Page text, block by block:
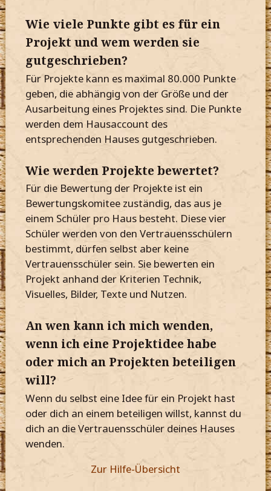
Wie viele Punkte gibt es für ein
Projekt und wem werden sie
gutgeschrieben?
Für Projekte kann es maximal 80.000 Punkte
geben, die abhängig von der Größe und der
Ausarbeitung eines Projektes sind. Die Punkte
werden dem Hausaccount des
entsprechenden Hauses gutgeschrieben.
Wie werden Projekte bewertet?
Für die Bewertung der Projekte ist ein
Bewertungskomitee zuständig, das aus je
einem Schüler pro Haus besteht. Diese vier
Schüler werden von den Vertrauensschülern
bestimmt, dürfen selbst aber keine
Vertrauensschüler sein. Sie bewerten ein
Projekt anhand der Kriterien Technik,
Visuelles, Bilder, Texte und Nutzen.
An wen kann ich mich wenden,
wenn ich eine Projektidee habe
oder mich an Projekten beteiligen
will?
Wenn du selbst eine Idee für ein Projekt hast
oder dich an einem beteiligen willst, kannst du
dich an die Vertrauensschüler deines Hauses
wenden.
Zur Hilfe-Übersicht